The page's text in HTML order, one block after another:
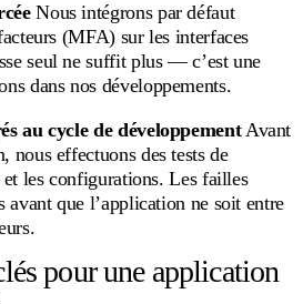
Nous intégrons par défaut
(MFA) sur les interfaces
seul ne suffit plus — c’est une
dans nos développements.
au cycle de développementAvant
nous effectuons des tests de
les configurations. Les failles
avant que l’application ne soit entre
pour une application